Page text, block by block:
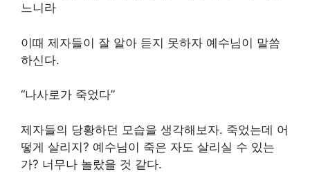
느니라
이때 제자들이 잘 알아 듣지 못하자 예수님이 말씀
하신다.
“나사로가 죽었다”
제자들의 당황하던 모습을 생각해보자. 죽었는데 어
떻게 살리지? 예수님이 죽은 자도 살리실 수 있는
가? 너무나 놀랐을 것 같다.